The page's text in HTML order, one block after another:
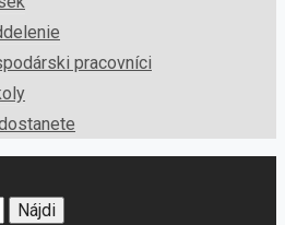
pracovníci